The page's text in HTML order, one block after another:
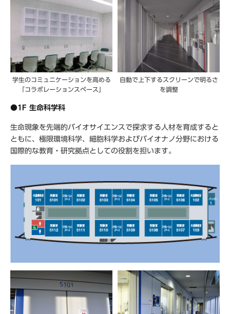
学生のコミュニケーションを高める
「コラボレーションスペース」
自動で上下するスクリーンで明るさ
を調整
●1F 生命科学科
生命現象を先端的バイオサイエンスで探求する人材を育成すると
ともに、極限環境科学、細胞科学およびバイオナノ分野における
国際的な教育・研究拠点としての役割を担います。